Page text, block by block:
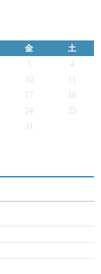
金
土
3
4
17
24
25
31